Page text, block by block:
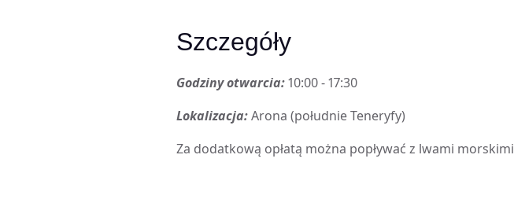
Szczegóły
Godziny otwarcia:10:00 - 17:30
Lokalizacja:Arona (południe Teneryfy)
Za dodatkową opłatą można popływać z lwami morskimi